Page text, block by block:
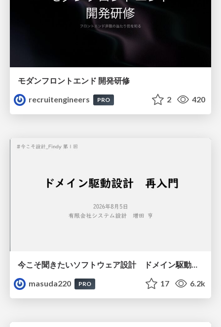
モダンフロントエンド 開発研修
recruitengineers
PRO 2 420
今こそ聞きたいソフトウェア設計 ドメイン駆動設計再入門
masuda220
PRO 17 6.2k